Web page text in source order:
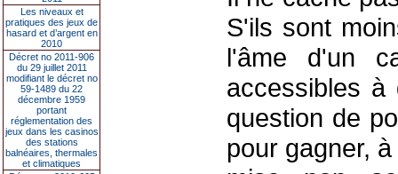
Les niveaux et
pratiques des jeux de
hasard et d’argent en
2010
Décret no 2011-906
du 29 juillet 2011
modifiant le décret no
59-1489 du 22
décembre 1959
portant
réglementation des
jeux dans les casinos
des stations
balnéaires, thermales
et climatiques
S'ils sont
l'âme d'un
accessibles
question de
pour gagner,